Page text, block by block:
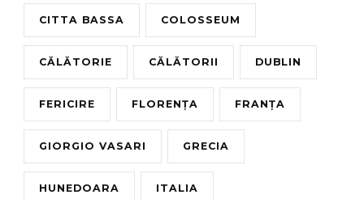
CITTA BASSA COLOSSEUM
CĂLĂTORIE CĂLĂTORII DUBLIN
FERICIRE FLORENȚA FRANȚA
GIORGIO VASARI GRECIA
HUNEDOARA ITALIA